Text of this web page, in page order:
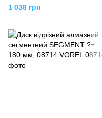
1 038 грн